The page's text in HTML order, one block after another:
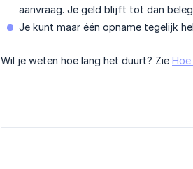
aanvraag. Je geld blijft tot dan
Je kunt maar één opname tegelijk
Wil je weten hoe lang het duurt? Zie